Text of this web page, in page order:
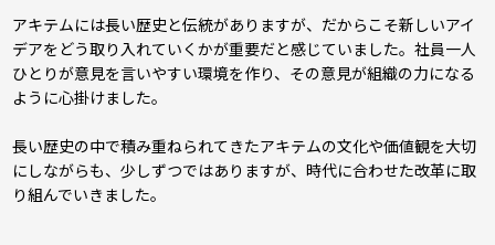
アキテムには長い歴史と伝統がありますが、だからこそ新しいアイ
デアをどう取り入れていくかが重要だと感じていました。社員一人
ひとりが意見を言いやすい環境を作り、その意見が組織の力になる
ように心掛けました。
長い歴史の中で積み重ねられてきたアキテムの文化や価値観を大切
にしながらも、少しずつではありますが、時代に合わせた改革に取
り組んでいきました。